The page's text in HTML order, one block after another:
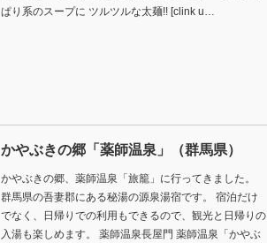
ぱり系のスープに ツルツルな太麺!! [clink u…
かやぶきの郷「薬師温泉」（群馬県）
かやぶきの郷、薬師温泉「旅籠」に行ってきました。
群馬県の吾妻郡にある秘湯の源泉湯宿です。 宿泊だけ
でなく、日帰りでの利用もできるので、観光と日帰りの
入湯も楽しめます。 薬師温泉長屋門 薬師温泉「かやぶ